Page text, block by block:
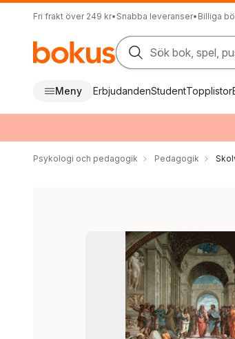
Fri frakt över 249 kr• Snabba leveranser• Billiga
Sök bok, spel,
Meny ErbjudandenStudentTopplistor
Psykologi och pedagogik Pedagogik